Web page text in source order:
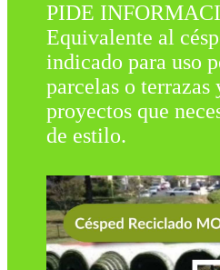
PIDE
Equivalente al
indicado para uso
parcelas o terrazas
proyectos que
de estilo.